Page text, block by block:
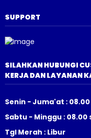
SUPPORT
SILAHKAN HUBUNGI
KERJA DAN LAYANAN
Senin - Juma'at : 08.00
Sabtu - Minggu : 08.00
Tgl Merah : Libur